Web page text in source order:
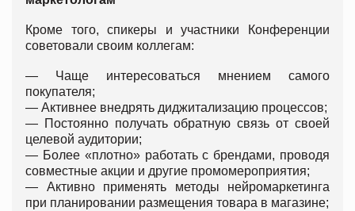
Кроме того, спикеры и участники Конференции
советовали своим коллегам:
— Чаще интересоваться мнением самого
покупателя;
— Активнее внедрять диджитализацию процессов;
— Постоянно получать обратную связь от своей
целевой аудитории;
— Более «плотно» работать с брендами, проводя
совместные акции и другие промомероприятия;
— Активно применять методы нейромаркетинга
при планировании размещения товара в магазине;